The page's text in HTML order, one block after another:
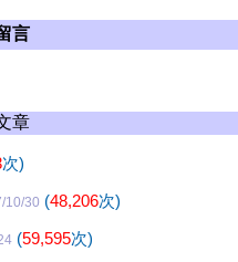
言
章
次)
10/30 (48,206次)
(59,595次)